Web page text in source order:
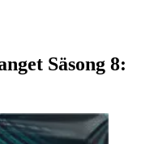
Säsong 8: